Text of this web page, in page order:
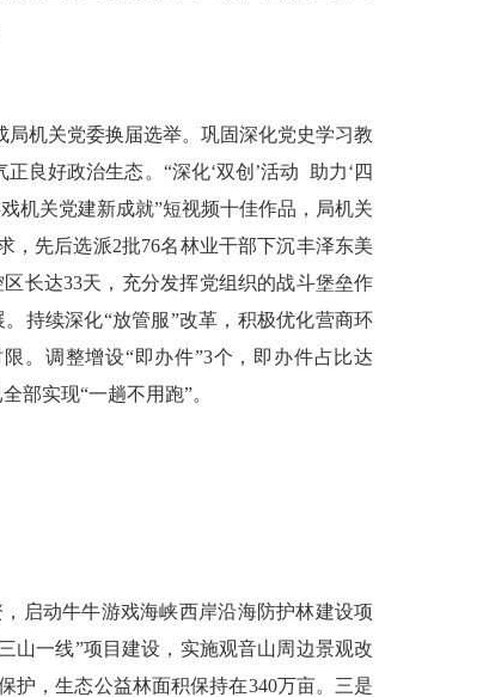
机关党委换届选举。巩固深化党史学习教
良好政治生态。“深化‘双创’活动 助力‘四
机关党建新成就”短视频十佳作品，局机关
，先后选派2批76名林业干部下沉丰泽东美
区长达33天，充分发挥党组织的战斗堡垒作
持续深化“放管服”改革，积极优化营商环
。调整增设“即办件”3个，即办件占比达
部实现“一趟不用跑”。
启动牛牛游戏海峡西岸沿海防护林建设项
山一线”项目建设，实施观音山周边景观改
护，生态公益林面积保持在340万亩。三是